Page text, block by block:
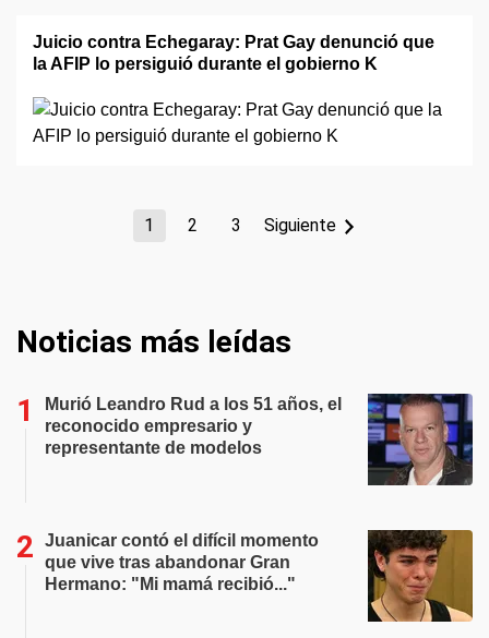
Juicio contra Echegaray: Prat Gay denunció que
la AFIP lo persiguió durante el gobierno K
1 2 3 Siguiente
Noticias más leídas
Murió Leandro Rud a los 51 años, el
reconocido empresario y
representante de modelos
Juanicar contó el difícil momento
que vive tras abandonar Gran
Hermano: "Mi mamá recibió..."